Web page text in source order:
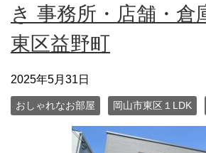
き 事務所・店舗・倉
東区益野町
2025年5月31日
おしゃれなお部屋 岡山市東区１LDK